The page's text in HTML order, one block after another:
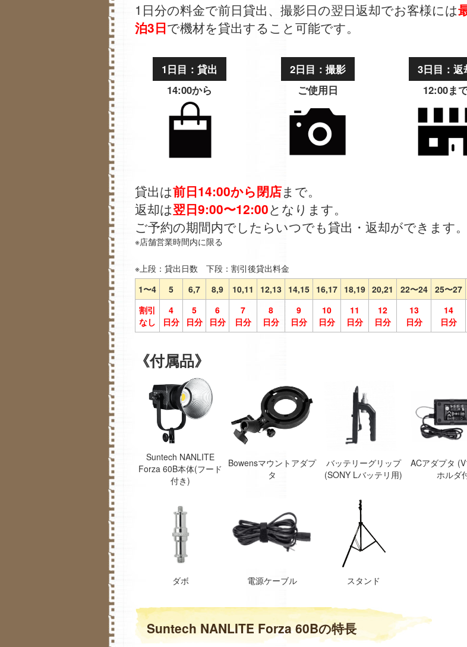
1日分の料金で前日貸出、撮影日の翌日返却でお客様には
泊3日で機材を貸出すること可能です。
1日目：貸出
14:00から
2日目：撮影
ご使用日
3日目：返
12:00ま
貸出は前日14:00から閉店まで。
返却は翌日9:00〜12:00となります。
ご予約の期間内でしたらいつでも貸出・返却ができます。
※店舗営業時間内に限る
※上段：貸出日数 下段：割引後貸出料金
1〜4
5 6,7 8,9 10,11 12,13 14,15 16,17 18,19 20,21 22〜24 25〜27
割引
なし
4
日分
5
日分
6
日分
7
日分
8
日分
9
日分
10
日分
11
日分
12
日分
13
日分
14
日分
《付属品》
Suntech NANLITE
Forza 60B本体(フード
付き)
Bowensマウントアダプ
タ
バッテリーグリップ
(SONY Lバッテリ用)
ACアダプタ
ホルダ
ダボ 電源ケーブル スタンド
Suntech NANLITE Forza 60Bの特長